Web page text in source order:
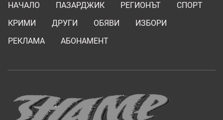
НАЧАЛО ПАЗАРДЖИК РЕГИОНЪТ
СПОРТ
КРИМИ
ДРУГИ ОБЯВИ
ИЗБОРИ
РЕКЛАМА
АБОНАМЕНТ